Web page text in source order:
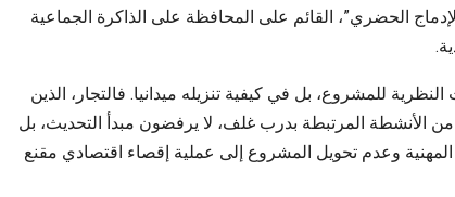
الحضري”، القائم على المحافظة على الذاكرة الجماعية
للمشروع، بل في كيفية تنزيله ميدانيا. فالتجار، الذين
الأنشطة المرتبطة بدرب غلف، لا يرفضون مبدأ التحديث، بل
وعدم تحويل المشروع إلى عملية إقصاء اقتصادي مقنع